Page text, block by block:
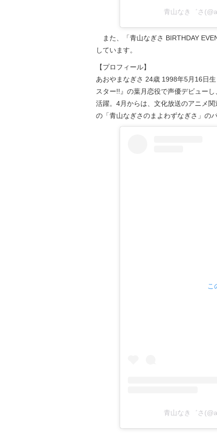
青山なき゛さ
また、「青山なぎさ BIRTHDAY
しています。
【プロフィール】
あおやまなぎさ 24歳 1998年5月16
スター!!』の葉月恋役で声優デビュー
活躍。4月からは、文化放送のアニメ
の「青山なぎさのまよわずなぎさ」の
こ
青山なき゛さ